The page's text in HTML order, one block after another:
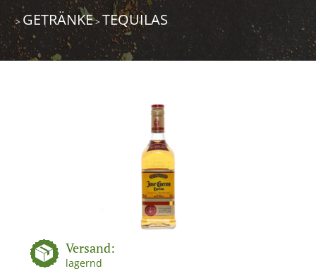
> GETRÄNKE>TEQUILAS
Versand:
lagernd